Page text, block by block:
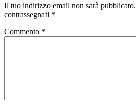
Il tuo indirizzo email non sarà pubblicato.
contrassegnati *
Commento *